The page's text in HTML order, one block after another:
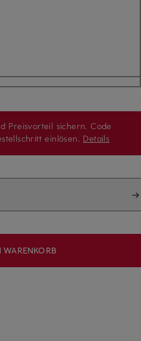
Preisvorteil sichern. Code
einlösen. Details
WARENKORB